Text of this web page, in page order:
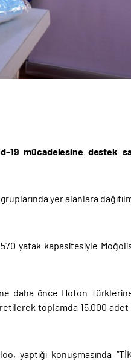
19 mücadelesine destek
yer alanlara
yatak kapasitesiyle
daha önce Hoton
toplamda 15.000
konuşmasında